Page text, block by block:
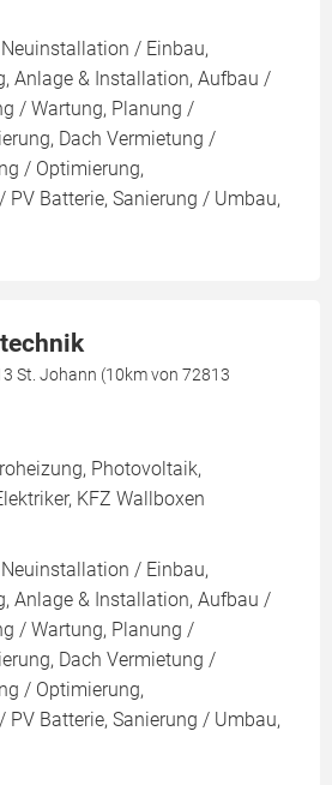
/ Einbau,
Anlage & Installation, Aufbau /
/ Wartung, Planung /
Dach Vermietung /
/ Optimierung,
PV Batterie, Sanierung / Umbau,
St. Johann (10km von 72813
Photovoltaik,
KFZ Wallboxen
/ Einbau,
Anlage & Installation, Aufbau /
/ Wartung, Planung /
Dach Vermietung /
/ Optimierung,
PV Batterie, Sanierung / Umbau,